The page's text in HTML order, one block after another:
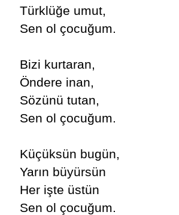
Türklüğe umut,
Sen ol çocuğum.
Bizi kurtaran,
Öndere inan,
Sözünü tutan,
Sen ol çocuğum.
Küçüksün bugün,
Yarın büyürsün
Her işte üstün
Sen ol çocuğum.